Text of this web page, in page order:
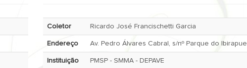
Coletor Ricardo José Francischetti Garcia
Endereço Av. Pedro Álvares Cabral, s/nº Parque do
Instituição PMSP - SMMA - DEPAVE